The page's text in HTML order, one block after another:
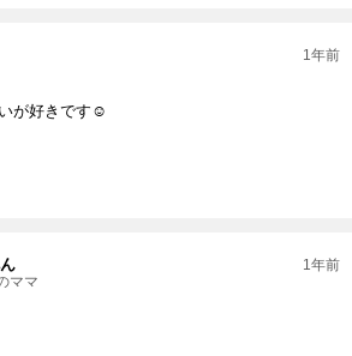
1年前
が好きです☺️
ママ
1年前